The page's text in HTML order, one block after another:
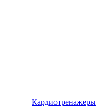
Кардиотренажеры